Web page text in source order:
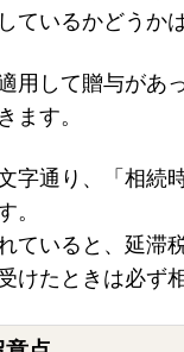
ているかどうか
用して贈与があ
ます。
字通り、「相続
。
ていると、延滞
けたときは必ず